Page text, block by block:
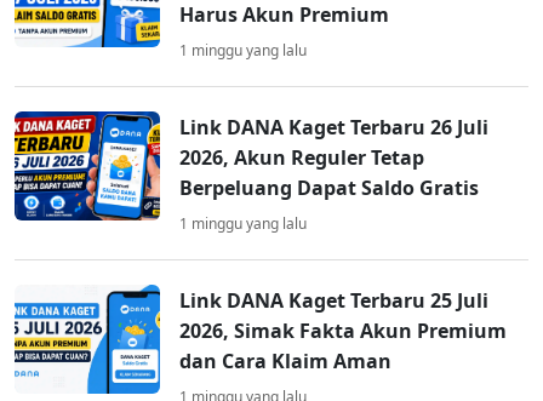
Harus Akun Premium
1 minggu yang lalu
Link DANA Kaget Terbaru 26 Juli
2026, Akun Reguler Tetap
Berpeluang Dapat Saldo Gratis
1 minggu yang lalu
Link DANA Kaget Terbaru 25 Juli
2026, Simak Fakta Akun Premium
dan Cara Klaim Aman